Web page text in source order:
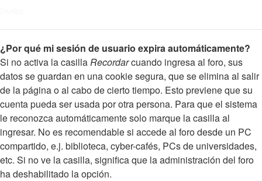
¿Por qué mi sesión de usuario expira automáticamente?
Si no activa la casillaRecordarcuando ingresa al foro, sus
datos se guardan en una cookie segura, que se elimina al salir
de la página o al cabo de cierto tiempo. Esto previene que su
cuenta pueda ser usada por otra persona. Para que el sistema
le reconozca automáticamente solo marque la casilla al
ingresar. No es recomendable si accede al foro desde un PC
compartido, e.j. biblioteca, cyber-cafés, PCs de universidades,
etc. Si no ve la casilla, significa que la administración del foro
ha deshabilitado la opción.